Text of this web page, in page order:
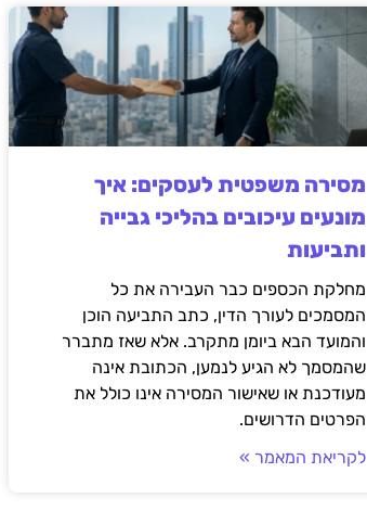
מסירה משפטית לעסקים: איך
מונעים עיכובים בהליכי גבייה
ותביעות
מחלקת הכספים כבר העבירה את כל
המסמכים לעורך הדין, כתב התביעה הוכן
והמועד הבא ביומן מתקרב. אלא שאז מתברר
שהמסמך לא הגיע לנמען, הכתובת אינה
מעודכנת או שאישור המסירה אינו כולל את
הפרטים הדרושים.
לקריאת המאמר »